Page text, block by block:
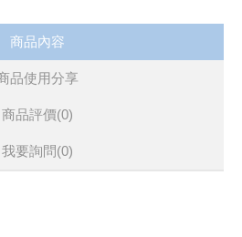
商品內容
品使用分享
商品評價(0)
我要詢問(0)